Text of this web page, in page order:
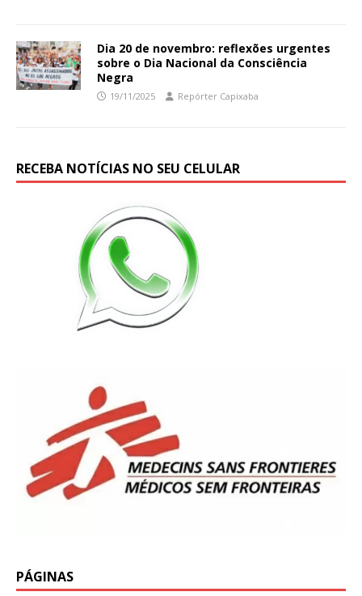
Dia 20 de novembro: reflexões urgentes
sobre o Dia Nacional da Consciência
Negra
19/11/2025 Repórter Capixaba
RECEBA NOTÍCIAS NO SEU CELULAR
PÁGINAS